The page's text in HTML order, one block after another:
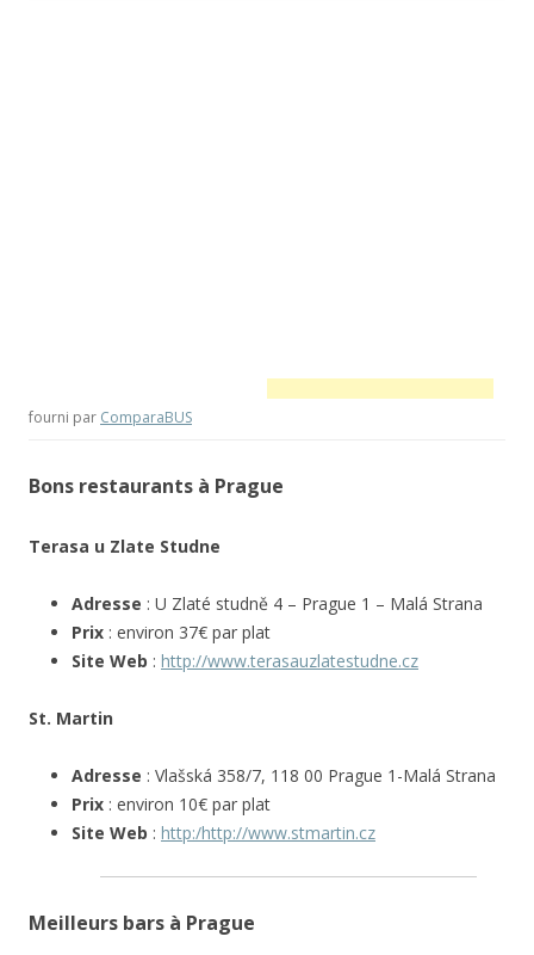
fourni par ComparaBUS
Bons restaurants à Prague
Terasa u Zlate Studne
Adresse : U Zlaté studně 4 – Prague 1 – Malá Strana
Prix : environ 37€ par plat
Site Web : http://www.terasauzlatestudne.cz
St. Martin
Adresse : Vlašská 358/7, 118 00 Prague 1-Malá Strana
Prix : environ 10€ par plat
Site Web : http:/http://www.stmartin.cz
Meilleurs bars à Prague